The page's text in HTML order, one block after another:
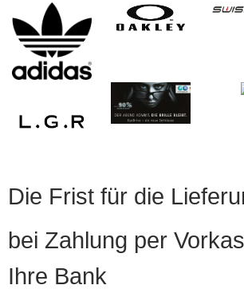
Die Frist für die
bei Zahlung per
Ihre Bank